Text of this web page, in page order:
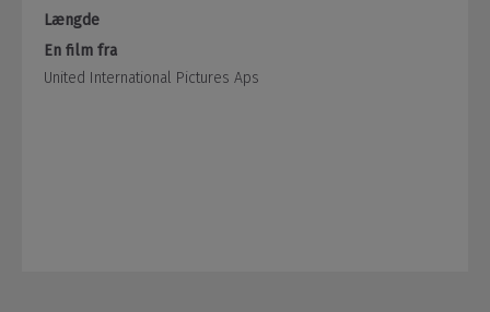
Længde
En film fra
United International Pictures Aps